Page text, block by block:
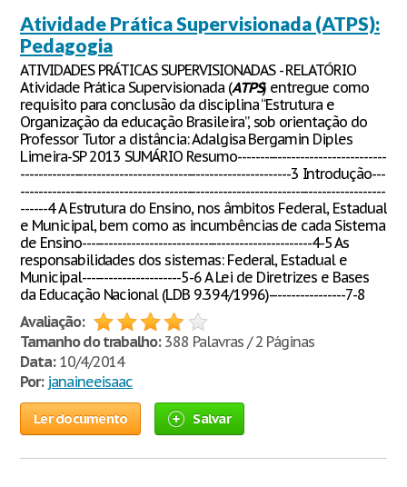
Atividade Prática Supervisionada (ATPS):
Pedagogia
ATIVIDADES PRÁTICAS SUPERVISIONADAS - RELATÓRIO
Atividade Prática Supervisionada (ATPS) entregue como
requisito para conclusão da disciplina “Estrutura e
Organização da educação Brasileira”, sob orientação do
Professor Tutor a distância: Adalgisa Bergamin Diples
Limeira-SP 2013 SUMÁRIO Resumo---------------------------------
------------------------------------------------------------3 Introdução---
---------------------------------------------------------------------------------
------4 A Estrutura do Ensino, nos âmbitos Federal, Estadual
e Municipal, bem como as incumbências de cada Sistema
de Ensino---------------------------------------------------4-5 As
responsabilidades dos sistemas: Federal, Estadual e
Municipal----------------------5-6 A Lei de Diretrizes e Bases
da Educação Nacional (LDB 9.394/1996)-----------------7-8
Avaliação:
Tamanho do trabalho:388 Palavras / 2 Páginas
Data:10/4/2014
Por: janaineeisaac
Ler documento Salvar